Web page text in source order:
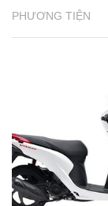
PHƯƠNG TIỆN